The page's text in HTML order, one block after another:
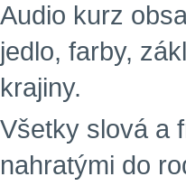
Audio kurz
jedlo, farby,
krajiny.
Všetky slová a
nahratými do